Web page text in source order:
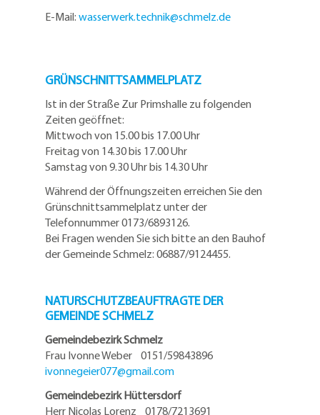
E-Mail: wasserwerk.technik@schmelz.de
GRÜNSCHNITTSAMMELPLATZ
Ist in der Straße Zur Primshalle zu folgenden
Zeiten geöffnet:
Mittwoch von 15.00 bis 17.00 Uhr
Freitag von 14.30 bis 17.00 Uhr
Samstag von 9.30 Uhr bis 14.30 Uhr
Während der Öffnungszeiten erreichen Sie den
Grünschnittsammelplatz unter der
Telefonnummer 0173/6893126.
Bei Fragen wenden Sie sich bitte an den Bauhof
der Gemeinde Schmelz: 06887/9124455.
NATURSCHUTZBEAUFTRAGTE DER
GEMEINDE SCHMELZ
Gemeindebezirk Schmelz
Frau Ivonne Weber 0151/59843896
ivonnegeier077@gmail.com
Gemeindebezirk Hüttersdorf
Herr Nicolas Lorenz 0178/7213691